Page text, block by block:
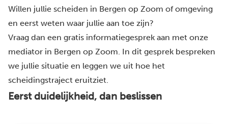
Willen jullie scheiden in Bergen op Zoom of omgeving
en eerst weten waar jullie aan toe zijn?
Vraag dan een gratis informatiegesprek aan met onze
mediator in Bergen op Zoom. In dit gesprek bespreken
we jullie situatie en leggen we uit hoe het
scheidingstraject eruitziet.
Eerst duidelijkheid, dan beslissen